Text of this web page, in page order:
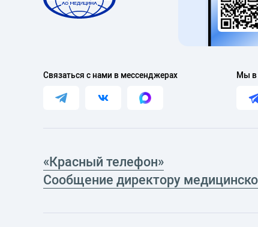
Связаться с нами в мессенджерах Мы в
«Красный телефон»
Сообщение директору